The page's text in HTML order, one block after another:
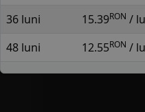
36 luni
15.39RON /
48 luni
12.55RON /